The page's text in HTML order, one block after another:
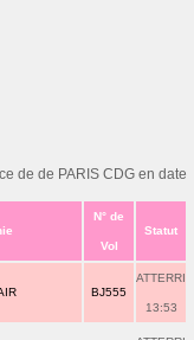
de de PARIS CDG en date
N° de
Vol
Statut
BJ555
ATTERRI
13:53